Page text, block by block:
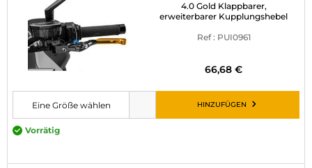
4.0 Gold Klappbarer,
erweiterbarer Kupplungshebel
Ref : PUI0961
66,68 €
Bitte wählen Sie eine Größe, bevor Sie den Artikel in den Warenkorb
Eine Größe wählen
Vorrätig
HINZUFÜGEN